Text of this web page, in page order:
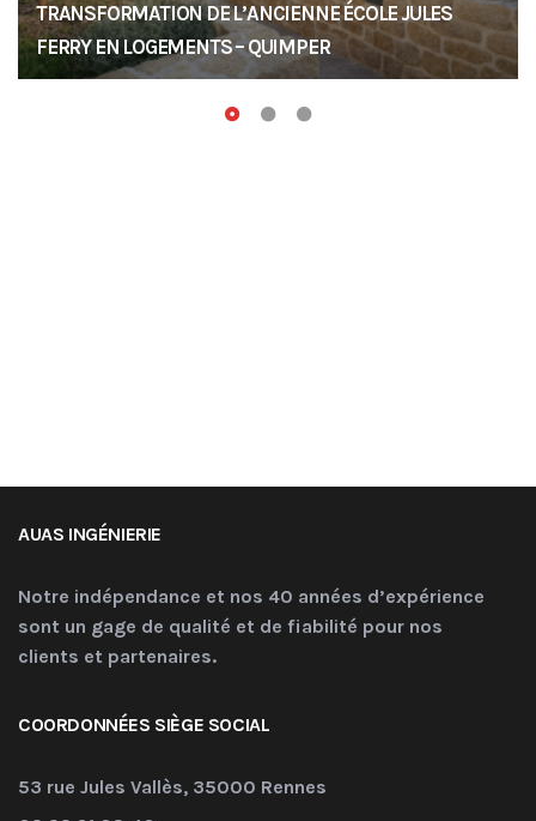
TRANSFORMATION DE L’ANCIENNE ÉCOLE JULES
FERRY EN LOGEMENTS – QUIMPER
AUAS INGÉNIERIE
Notre indépendance et nos 40 années d’expérience
sont un gage de qualité et de fiabilité pour nos
clients et partenaires.
COORDONNÉES SIÈGE SOCIAL
53 rue Jules Vallès, 35000 Rennes